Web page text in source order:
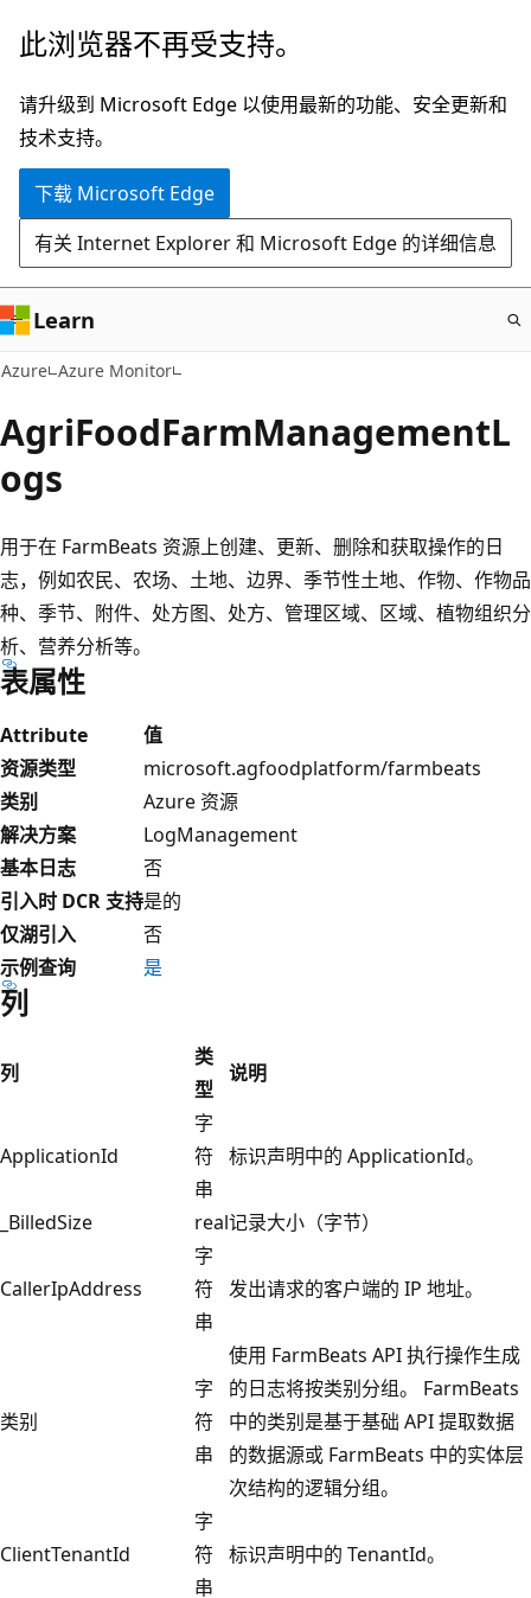
跳
主
要
内
此浏览器不再受支持。
请升级到 Microsoft Edge 以使用最新的功能、安全更新和
技术支持。
下载 Microsoft Edge
有关 Internet Explorer 和 Microsoft Edge 的详细信息
Learn
Azure Azure Monitor
AgriFoodFarmManagementL
ogs
用于在 FarmBeats 资源上创建、更新、删除和获取操作的日
志，例如农民、农场、土地、边界、季节性土地、作物、作物品
种、季节、附件、处方图、处方、管理区域、区域、植物组织分
析、营养分析等。
表属性
Attribute
值
资源类型
microsoft.agfoodplatform/farmbeats
类别
Azure 资源
解决方案
LogManagement
基本日志
否
引入时 DCR 支持是的
仅湖引入
否
示例查询
是
列
列
类
型
说明
ApplicationId
字
符
串
标识声明中的 ApplicationId。
_BilledSize real记录大小（字节）
CallerIpAddress
字
符
串
发出请求的客户端的 IP 地址。
类别
字
符
串
使用 FarmBeats API 执行操作生成
的日志将按类别分组。 FarmBeats
中的类别是基于基础 API 提取数据
的数据源或 FarmBeats 中的实体层
次结构的逻辑分组。
ClientTenantId
字
符
串
标识声明中的 TenantId。